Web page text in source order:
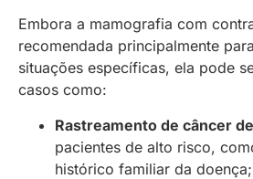
Embora a mamografia com
recomendada principalmente
situações específicas, ela pode
casos como:
Rastreamento de câncer
pacientes de alto risco,
histórico familiar da doença;